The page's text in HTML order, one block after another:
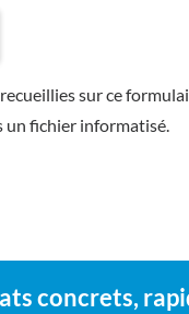
sur ce
un fichier informatisé.
concrets,